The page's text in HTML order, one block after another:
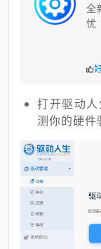
全
忧
打开驱动
测你的硬件